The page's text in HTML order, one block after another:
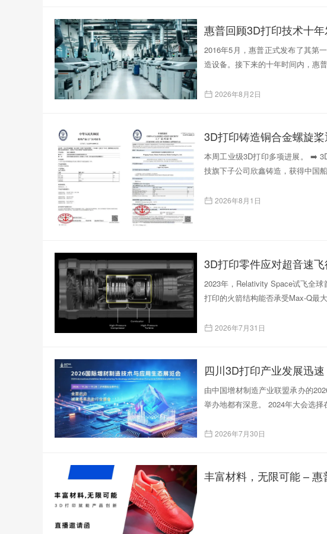
惠普回顾3D打印技术十
2016年5月，惠普正式发布了其第
造设备。接下来的十年时间内，惠
2026年8月2日
本周工业级3D打印多项进展。 ➡️
技旗下子公司欣鑫铸造，获得中国
2026年8月1日
3D打印零件应对超音速
2023年，Relativity Space试飞全球
打印的火箭结构能否承受Max-Q最
2026年7月31日
四川3D打印产业发展迅
由中国增材制造产业联盟承办的
举办地都有深意。 2024年大会选
2026年7月30日
丰富材料，无限可能 –